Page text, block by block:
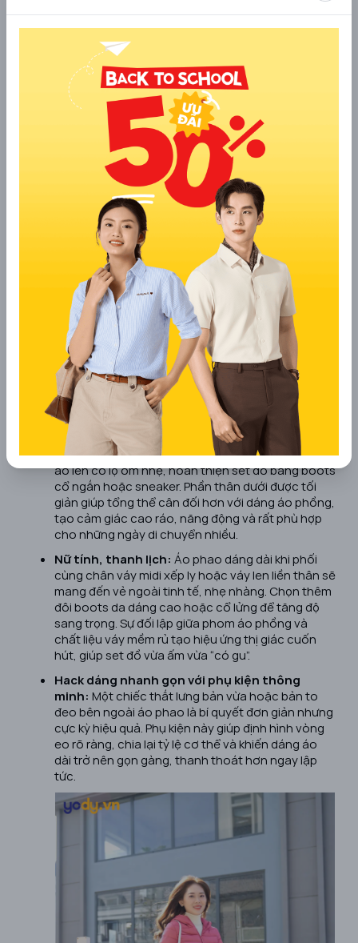
800+ FP: Dòng cao cấp, siêu nhẹ, siêu ấm, thường
dùng cho thời tiết cực lạnh hoặc du lịch vùng
tuyết rơi.
3.3 Lớp vải ngoài chống thấm, cản gió
Lông vũ rất kỵ nước – khi bị ẩm, các sợi lông sẽ xẹp lại và
giảm khả năng giữ nhiệt. Vì vậy, một chiếc áo phao chất
lượng bắt buộc phải có lớp vỏ bảo vệ tốt.
Ưu tiên vải Nylon hoặc Polyester mật độ cao, dệt
chặt để hạn chế gió lùa.
Bề mặt vải nên được xử lý chống thấm DWR
(Durable Water Repellent) giúp áo chịu được mưa
phùn, sương ẩm mà không lo ruột áo bị xẹp hay
nặng nước.
4. Gợi ý 3 công thức phối đồ với áo
phao lông vũ nữ dáng dài sành điệu
Áo phao dáng dài rất ấm và thời thượng, nhưng nếu phối
đồ không khéo, bạn dễ rơi vào tình trạng “mặc đẹp mà
vẫn trông thấp, to”. Chỉ cần áp dụng đúng vài nguyên
tắc mix & match dưới đây, chiếc áo phao lông vũ nữ
dáng dài sẽ trở thành trợ thủ hack dáng cực đỉnh trong
mùa đông.
Năng động, trẻ trung:
Kết hợp áo phao dáng dài
với quần skinny jeans hoặc legging, bên trong là
áo len cổ lọ ôm nhẹ, hoàn thiện set đồ bằng boots
cổ ngắn hoặc sneaker. Phần thân dưới được tối
giản giúp tổng thể cân đối hơn với dáng áo phồng,
tạo cảm giác cao ráo, năng động và rất phù hợp
cho những ngày di chuyển nhiều.
Nữ tính, thanh lịch: Áo phao dáng dài khi phối
cùng chân váy midi xếp ly hoặc váy len liền thân sẽ
mang đến vẻ ngoài tinh tế, nhẹ nhàng. Chọn thêm
đôi boots da dáng cao hoặc cổ lửng để tăng độ
sang trọng. Sự đối lập giữa phom áo phồng và
chất liệu váy mềm rủ tạo hiệu ứng thị giác cuốn
hút, giúp set đồ vừa ấm vừa “có gu”.
Hack dáng nhanh gọn với phụ kiện thông
minh: Một chiếc thắt lưng bản vừa hoặc bản to
đeo bên ngoài áo phao là bí quyết đơn giản nhưng
cực kỳ hiệu quả. Phụ kiện này giúp định hình vòng
eo rõ ràng, chia lại tỷ lệ cơ thể và khiến dáng áo
dài trở nên gọn gàng, thanh thoát hơn ngay lập
tức.